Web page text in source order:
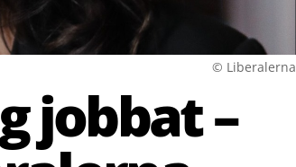
© Liberalerna
jobbat –